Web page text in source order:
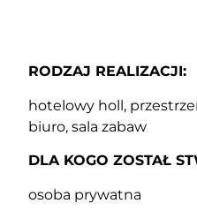
RODZAJ REALIZACJI:
hotelowy holl,
biuro, sala zabaw
DLA KOGO ZOSTAŁ
osoba prywatna